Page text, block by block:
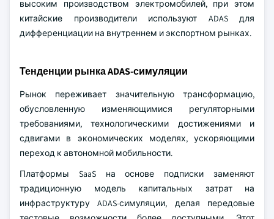
высоким производством электромобилей, при этом
китайские производители используют ADAS для
дифференциации на внутреннем и экспортном рынках.
Тенденции рынка ADAS-симуляции
Рынок переживает значительную трансформацию,
обусловленную изменяющимися регуляторными
требованиями, технологическими достижениями и
сдвигами в экономических моделях, ускоряющими
переход к автономной мобильности.
Платформы SaaS на основе подписки заменяют
традиционную модель капитальных затрат на
инфраструктуру ADAS-симуляции, делая передовые